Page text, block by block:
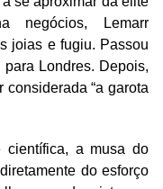
negócios, Lemarr
joias e fugiu. Passou
Londres. Depois,
“a garota
científica, a musa do
do esforço